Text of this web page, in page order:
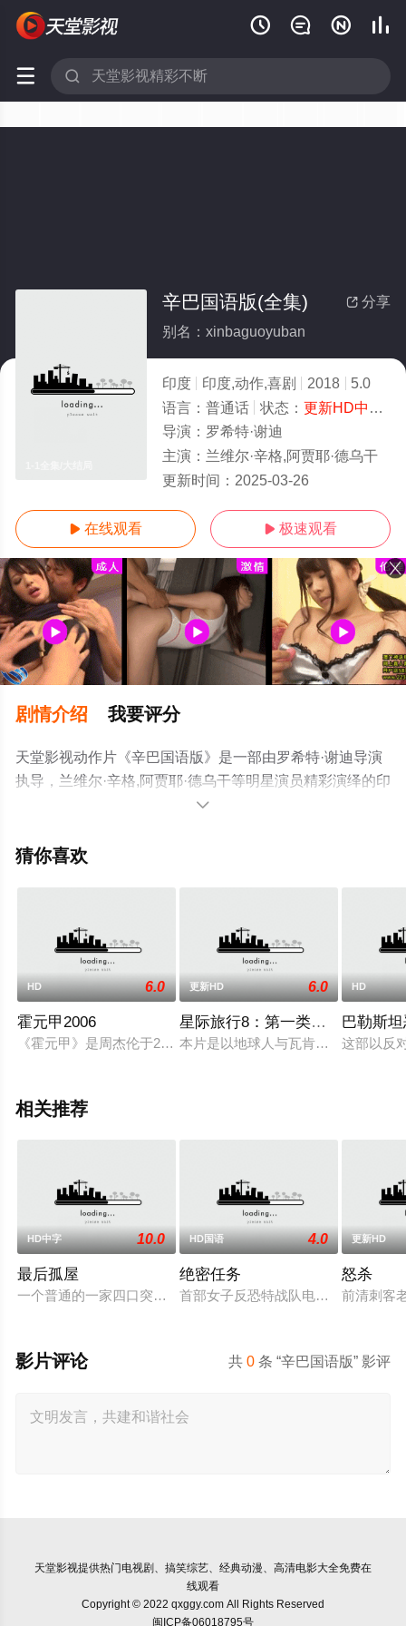
   
 
 分享
辛巴国语版(全集)
别名：xinbaguoyuban
印度 印度,动作,喜剧 2018
5.0
语言： 普通话 状态： 更新HD中字/高清
导演： 罗希特·谢迪
主演： 兰维尔·辛格,阿贾耶·德乌干
更新时间： 2025-03-26
 在线观看  极速观看
剧情介绍 我要评分
天堂影视动作片《辛巴国语版》是一部由罗希特·谢迪导演
执导，兰维尔·辛格,阿贾耶·德乌干等明星演员精彩演绎的印
度电影，大结局剧情已揭晓（1-1全集），手机免费观看高
可移步至豆瓣电影、电视猫或剧情网等平台了解。

猜你喜欢
HD 6.0
霍元甲2006
《霍元甲》是周杰伦于2006年1月20日发行的个人EP专辑，共
更新HD 6.0
星际旅行8：第一类接触
本片是以地球人与瓦肯人的“第一类
HD
巴勒斯
这部以反
相关推荐
HD中字 10.0
最后孤屋
一个普通的一家四口突遭诡异变故，被困在自家房屋中超过
HD国语 4.0
绝密任务
首部女子反恐特战队电影，面对恐怖
更新HD
怒杀
前清刺客
共0 条 “辛巴国语版” 影评
影片评论
天堂影视提供热门电视剧、搞笑综艺、经典动漫、高清电影大全免费在
线观看
Copyright © 2022 qxggy.com All Rights Reserved
闽ICP备06018795号